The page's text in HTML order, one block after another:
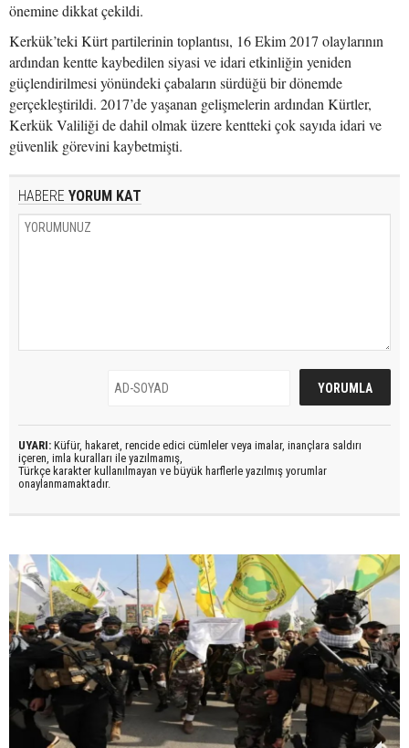
önemine dikkat çekildi.
Kerkük’teki Kürt partilerinin toplantısı, 16 Ekim 2017 olaylarının
ardından kentte kaybedilen siyasi ve idari etkinliğin yeniden
güçlendirilmesi yönündeki çabaların sürdüğü bir dönemde
gerçekleştirildi. 2017’de yaşanan gelişmelerin ardından Kürtler,
Kerkük Valiliği de dahil olmak üzere kentteki çok sayıda idari ve
güvenlik görevini kaybetmişti.
HABERE YORUM KAT
UYARI: Küfür, hakaret, rencide edici cümleler veya imalar, inançlara saldırı
içeren, imla kuralları ile yazılmamış,
Türkçe karakter kullanılmayan ve büyük harflerle yazılmış yorumlar
onaylanmamaktadır.